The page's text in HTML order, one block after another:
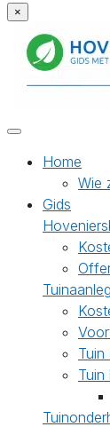
×
Home
Wie
Gids
Tuinaanleg
Tuin
Tuin